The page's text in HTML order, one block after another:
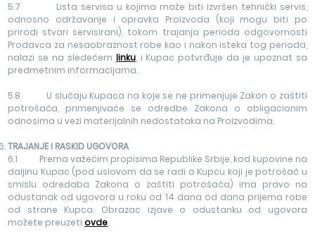
5.7 Lista servisa u kojima može biti izvršen tehnički servis,
odnosno održavanje i opravka Proizvoda (koji mogu biti po
prirodi stvari servisirani), tokom trajanja perioda odgovornosti
Prodavca za nesaobraznost robe kao i nakon isteka tog perioda,
nalazi se na sledećem linku, i Kupac potvrđuje da je upoznat sa
predmetnim informacijama.
5.8 U slučaju Kupaca na koje se ne primenjuje Zakon o zaštiti
potrošača, primenjivaće se odredbe Zakona o obligacionim
odnosima u vezi materijalnih nedostataka na Proizvodima.
TRAJANJE I RASKID UGOVORA
6.1 Prema važećim propisima Republike Srbije, kod kupovine na
daljinu Kupac (pod uslovom da se radi o Kupcu koji je potrošač u
smislu odredaba Zakona o zaštiti potrošača) ima pravo na
odustanak od ugovora u roku od 14 dana od dana prijema robe
od strane Kupca. Obrazac izjave o odustanku od ugovora
možete preuzetiovde.